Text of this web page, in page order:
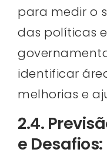
para medir o
das políticas
identificar
melhorias e
2.4.
e Desafios: